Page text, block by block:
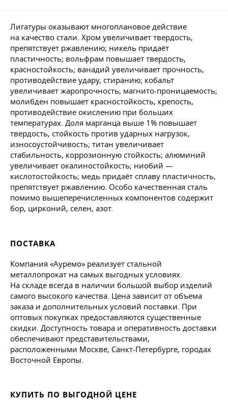
Лигатуры оказывают многоплановое действие
на качество стали. Хром увеличивает твердость,
препятствует ржавлению; никель придаёт
пластичность; вольфрам повышает твердость,
красностойкость; ванадий увеличивает прочность,
противодействие удару, стиранию; кобальт
увеличивает жаропрочность, магнито-проницаемость;
молибден повышает красностойкость, крепость,
противодействие окислению при больших
температурах. Доля марганца выше 1% повышает
твердость, стойкость против ударных нагрузок,
износоустойчивость; титан увеличивает
стабильность, коррозионную стойкость; алюминий
увеличивает окалиностойкость; ниобий —
кислотостойкость; медь придаёт сплаву пластичность,
препятствует ржавлению. Особо качественная сталь
помимо вышеперечисленных компонентов содержит
бор, цирконий, селен, азот.
ПОСТАВКА
Компания «Ауремо» реализует стальной
металлопрокат на самых выгодных условиях.
На складе всегда в наличии большой выбор изделий
самого высокого качества. Цена зависит от объема
заказа и дополнительных условий поставки. При
оптовых покупках предоставляются существенные
скидки. Доступность товара и оперативность доставки
обеспечивают представительствами,
расположенными Москве, Санкт-Петербурге, городах
Восточной Европы.
КУПИТЬ ПО ВЫГОДНОЙ ЦЕНЕ